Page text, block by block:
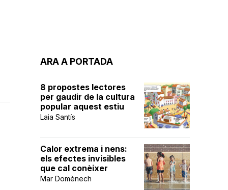
ARA A PORTADA
8 propostes lectores
per gaudir de la cultura
popular aquest estiu
Laia Santís
Calor extrema i nens:
els efectes invisibles
que cal conèixer
Mar Domènech